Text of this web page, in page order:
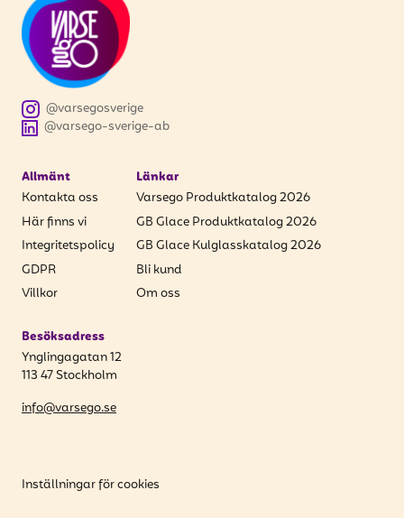
@varsego-sverige-ab
@varsegosverige
Allmänt
Kontakta oss
Här finns vi
Integritetspolicy
GDPR
Villkor
Länkar
Varsego Produktkatalog 2026
GB Glace Produktkatalog 2026
GB Glace Kulglasskatalog 2026
Bli kund
Om oss
Besöksadress
Ynglingagatan 12
113 47 Stockholm
info@varsego.se
Inställningar för cookies